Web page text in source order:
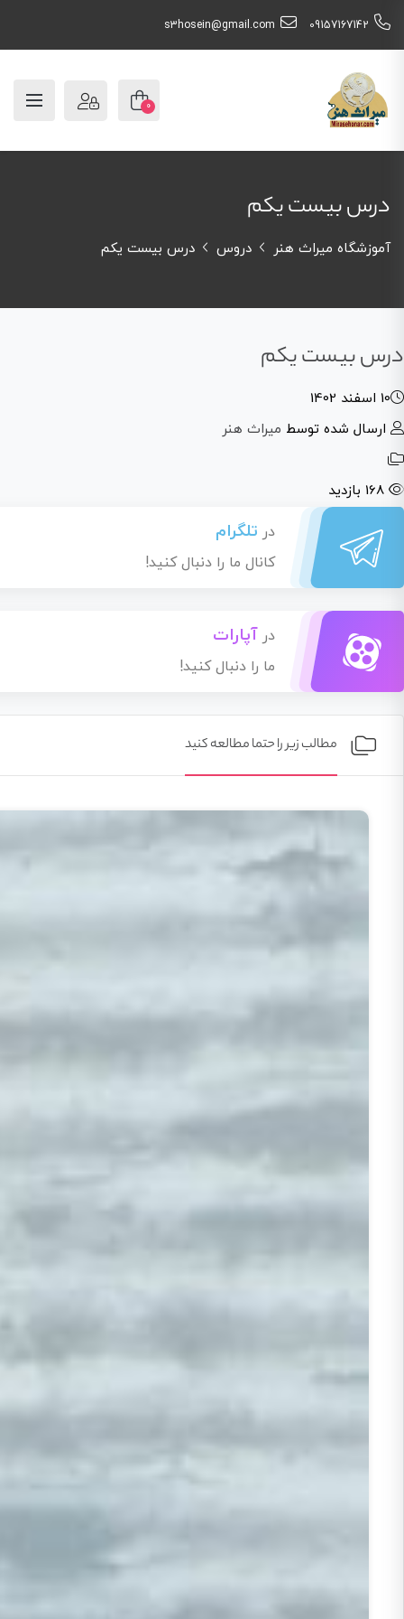
09157167142
s3hosein@gmail.com
0
درس بیست یکم
آموزشگاه میراث هنر دروس درس بیست یکم
درس بیست یکم
10 اسفند 1402
ارسال شده توسط میراث هنر
در تلگرام
کانال ما را دنبال کنید!
در آپارات
ما را دنبال کنید!
مطالب زیر را حتما مطالعه کنید